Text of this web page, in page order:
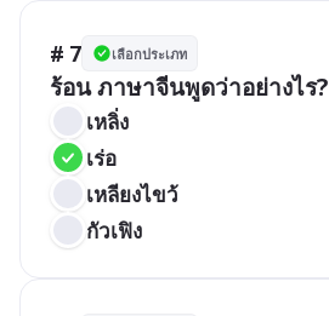
# 7 เลือกประเภท
ร้อน ภาษาจีนพูดว่าอย่างไร?
เหลิ่ง
เร่อ
เหลียงไขว้
กัวเฟิง